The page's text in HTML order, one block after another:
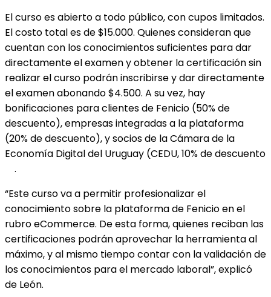
El curso es abierto a todo público, con cupos limitados.
El costo total es de $15.000. Quienes consideran que
cuentan con los conocimientos suficientes para dar
directamente el examen y obtener la certificación sin
realizar el curso podrán inscribirse y dar directamente
el examen abonando $4.500. A su vez, hay
bonificaciones para clientes de Fenicio (50% de
descuento), empresas integradas a la plataforma
(20% de descuento), y socios de la Cámara de la
Economía Digital del Uruguay (CEDU, 10% de descuento
.
“Este curso va a permitir profesionalizar el
conocimiento sobre la plataforma de Fenicio en el
rubro eCommerce. De esta forma, quienes reciban las
certificaciones podrán aprovechar la herramienta al
máximo, y al mismo tiempo contar con la validación de
los conocimientos para el mercado laboral”, explicó
de León.